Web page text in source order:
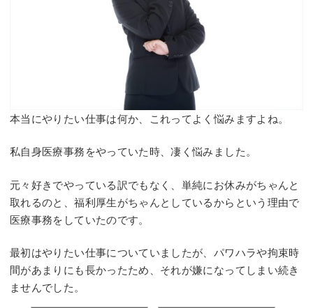
本当にやりたい仕事は何か、これってよく悩みますよね。
私自身医療事務をやっていた時、凄く悩みました。
元々好きでやっている訳でもなく、単純にお休みがちゃんと
取れるのと、福利厚生がちゃんとしているからという理由で
医療事務をしていたのです。
最初はやりたい仕事についていましたが、パワハラや拘束時
間があまりにも長かったため、それが嫌になってしまい続き
ませんでした。